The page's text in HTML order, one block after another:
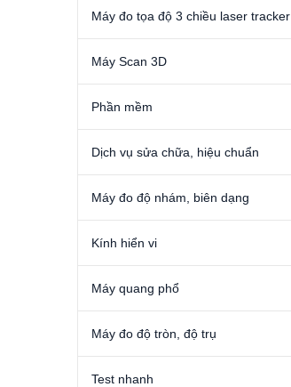
Máy đo tọa độ 3 chiều laser tracker
Máy Scan 3D
Phần mềm
Dịch vụ sửa chữa, hiệu chuẩn
Máy đo độ nhám, biên dạng
Kính hiển vi
Máy quang phổ
Máy đo độ tròn, độ trụ
Test nhanh